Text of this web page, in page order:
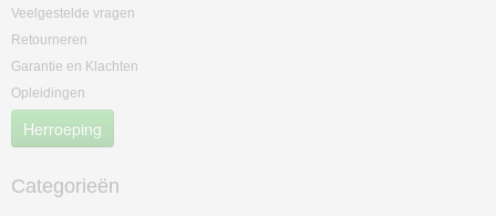
Veelgestelde vragen
Retourneren
Garantie en Klachten
Opleidingen
Herroeping
Categorieën